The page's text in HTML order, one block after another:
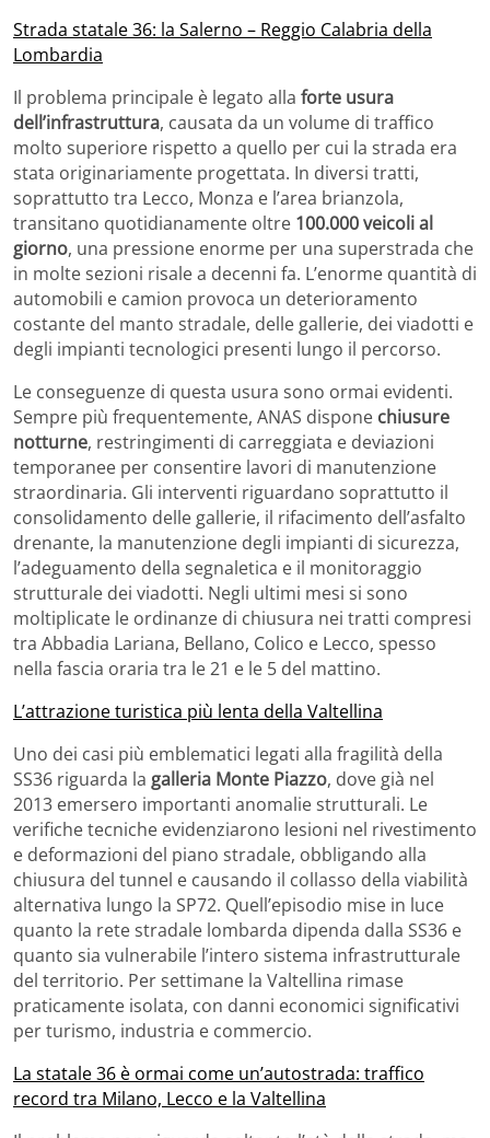
Strada statale 36: la Salerno – Reggio Calabria della
Lombardia
Il problema principale è legato alla forte usura
dell’infrastruttura, causata da un volume di traffico
molto superiore rispetto a quello per cui la strada era
stata originariamente progettata. In diversi tratti,
soprattutto tra Lecco, Monza e l’area brianzola,
transitano quotidianamente oltre 100.000 veicoli al
giorno, una pressione enorme per una superstrada che
in molte sezioni risale a decenni fa. L’enorme quantità di
automobili e camion provoca un deterioramento
costante del manto stradale, delle gallerie, dei viadotti e
degli impianti tecnologici presenti lungo il percorso.
Le conseguenze di questa usura sono ormai evidenti.
Sempre più frequentemente, ANAS dispone chiusure
notturne, restringimenti di carreggiata e deviazioni
temporanee per consentire lavori di manutenzione
straordinaria. Gli interventi riguardano soprattutto il
consolidamento delle gallerie, il rifacimento dell’asfalto
drenante, la manutenzione degli impianti di sicurezza,
l’adeguamento della segnaletica e il monitoraggio
strutturale dei viadotti. Negli ultimi mesi si sono
moltiplicate le ordinanze di chiusura nei tratti compresi
tra Abbadia Lariana, Bellano, Colico e Lecco, spesso
nella fascia oraria tra le 21 e le 5 del mattino.
L’attrazione turistica più lenta della Valtellina
Uno dei casi più emblematici legati alla fragilità della
SS36 riguarda la galleria Monte Piazzo, dove già nel
2013 emersero importanti anomalie strutturali. Le
verifiche tecniche evidenziarono lesioni nel rivestimento
e deformazioni del piano stradale, obbligando alla
chiusura del tunnel e causando il collasso della viabilità
alternativa lungo la SP72. Quell’episodio mise in luce
quanto la rete stradale lombarda dipenda dalla SS36 e
quanto sia vulnerabile l’intero sistema infrastrutturale
del territorio. Per settimane la Valtellina rimase
praticamente isolata, con danni economici significativi
per turismo, industria e commercio.
La statale 36 è ormai come un’autostrada: traffico
record tra Milano, Lecco e la Valtellina